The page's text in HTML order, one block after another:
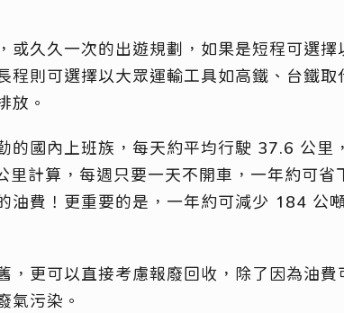
或久久一次的出遊規劃，如果是短程可選擇
程則可選擇以大眾運輸工具如高鐵、台鐵取
放。
的國內上班族，每天約平均行駛 37.6 公里
計算，每週只要一天不開車，一年約可省
油費！更重要的是，一年約可減少 184 公
，更可以直接考慮報廢回收，除了因為油費
氣污染。